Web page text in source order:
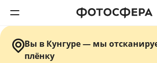
Печать фото
Вы в Кунгуре — мы
плёнку